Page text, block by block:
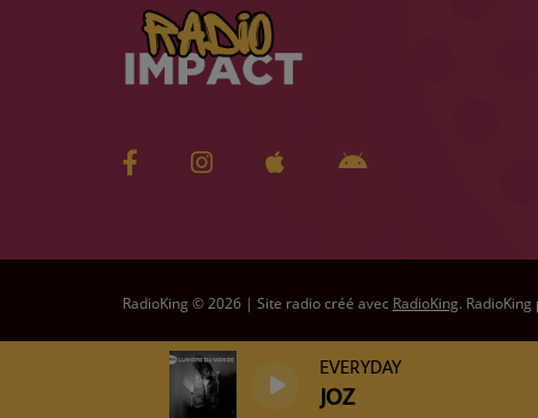
EVERYDAY
JOZ
RadioKing © 2026 | Site radio créé avec RadioKing.